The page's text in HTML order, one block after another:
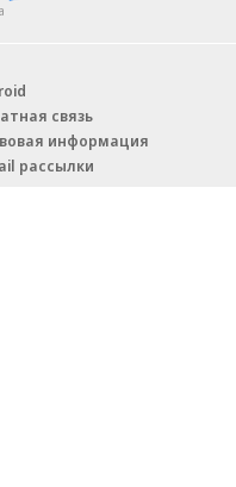
связь
информация
рассылки